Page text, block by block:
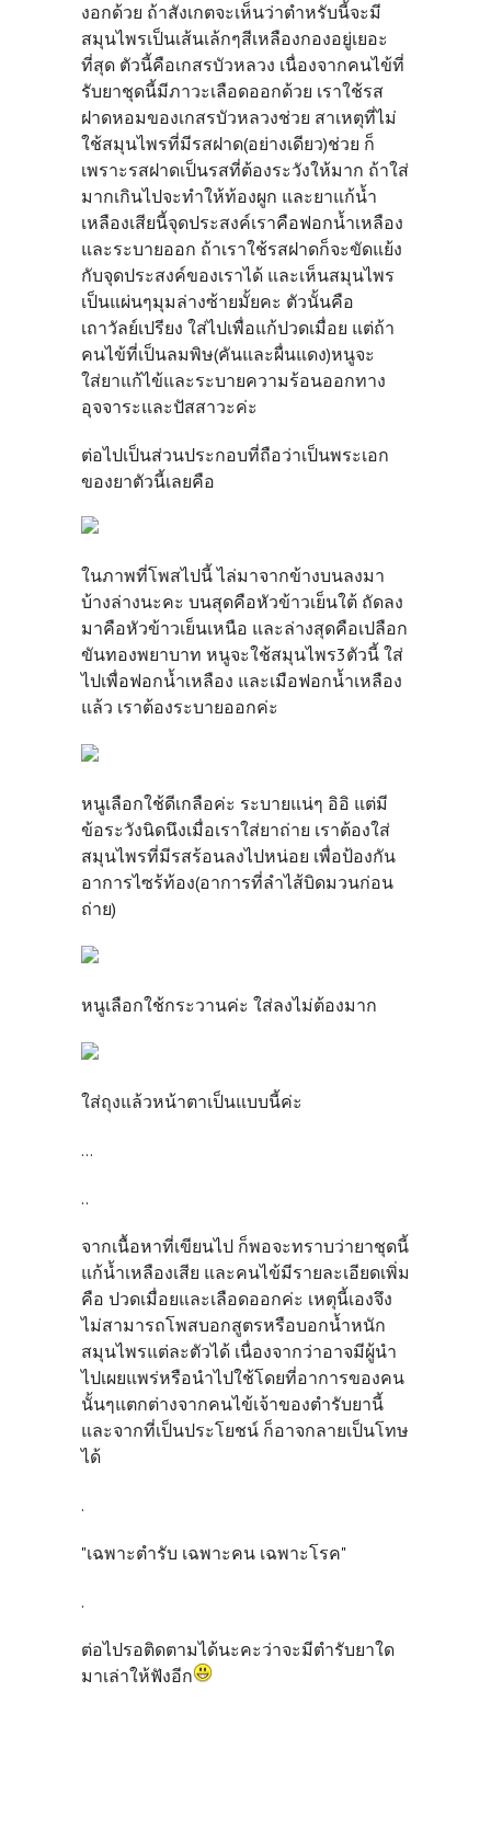
งอกด้วย ถ้าสังเกตจะเห็นว่าตำหรับนี้จะมี
สมุนไพรเป็นเส้นเล้กๆสีเหลืองกองอยู่เยอะ
ที่สุด ตัวนี้คือเกสรบัวหลวง เนื่องจากคนไข้ที่
รับยาชุดนี้มีภาวะเลือดออกด้วย เราใช้รส
ฝาดหอมของเกสรบัวหลวงช่วย สาเหตุที่ไม่
ใช้สมุนไพรที่มีรสฝาด(อย่างเดียว)ช่วย ก็
เพราะรสฝาดเป็นรสที่ต้องระวังให้มาก ถ้าใส่
มากเกินไปจะทำให้ท้องผูก และยาแก้น้ำ
เหลืองเสียนี้จุดประสงค์เราคือฟอกน้ำเหลือง
และระบายออก ถ้าเราใช้รสฝาดก็จะขัดแย้ง
กับจุดประสงค์ของเราได้ และเห็นสมุนไพร
เป็นแผ่นๆมุมล่างซ้ายมั้ยคะ ตัวนั้นคือ
เถาวัลย์เปรียง ใส่ไปเพื่อแก้ปวดเมื่อย แต่ถ้า
คนไข้ที่เป็นลมพิษ(คันและผื่นแดง)หนูจะ
ใส่ยาแก้ไข้และระบายความร้อนออกทาง
อุจจาระและปัสสาวะค่ะ
ต่อไปเป็นส่วนประกอบที่ถือว่าเป็นพระเอก
ของยาตัวนี้เลยคือ
ในภาพที่โพสไปนี้ ไล่มาจากข้างบนลงมา
บ้างล่างนะคะ บนสุดคือหัวข้าวเย็นใต้ ถัดลง
มาคือหัวข้าวเย็นเหนือ และล่างสุดคือเปลือก
ขันทองพยาบาท หนูจะใช้สมุนไพร3ตัวนี้ ใส่
ไปเพื่อฟอกน้ำเหลือง และเมือฟอกน้ำเหลือง
แล้ว เราต้องระบายออกค่ะ
หนูเลือกใช้ดีเกลือค่ะ ระบายแน่ๆ อิอิ แต่มี
ข้อระวังนิดนึงเมื่อเราใส่ยาถ่าย เราต้องใส่
สมุนไพรที่มีรสร้อนลงไปหน่อย เพื่อป้องกัน
อาการไซร้ท้อง(อาการที่ลำไส้บิดมวนก่อน
ถ่าย)
หนูเลือกใช้กระวานค่ะ ใส่ลงไม่ต้องมาก
ใส่ถุงแล้วหน้าตาเป็นแบบนี้ค่ะ
...
..
จากเนื้อหาที่เขียนไป ก็พอจะทราบว่ายาชุดนี้
แก้น้ำเหลืองเสีย และคนไข้มีรายละเอียดเพิ่ม
คือ ปวดเมื่อยและเลือดออกค่ะ เหตุนี้เองจึง
ไม่สามารถโพสบอกสูตรหรือบอกน้ำหนัก
สมุนไพรแต่ละตัวได้ เนื่องจากว่าอาจมีผู้นำ
ไปเผยแพร่หรือนำไปใช้โดยที่อาการของคน
นั้นๆแตกต่างจากคนไข้เจ้าของตำรับยานี้
และจากที่เป็นประโยชน์ ก็อาจกลายเป็นโทษ
ได้
.
"เฉพาะตำรับ เฉพาะคน เฉพาะโรค"
.
ต่อไปรอติดตามได้นะคะว่าจะมีตำรับยาใด
มาเล่าให้ฟังอีก